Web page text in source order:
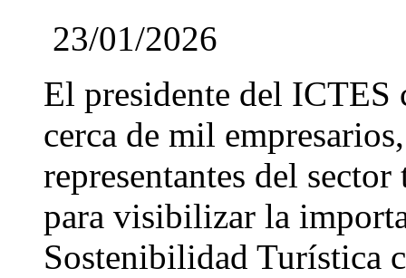
23/01/2026
El presidente del ICTES
cerca de mil
representantes del
para visibilizar la
Sostenibilidad Turística